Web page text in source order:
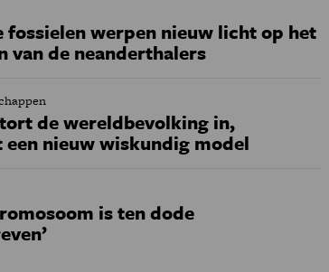
fossielen werpen nieuw licht op het
van de neanderthalers
de wereldbevolking in,
nieuw wiskundig model
is ten dode